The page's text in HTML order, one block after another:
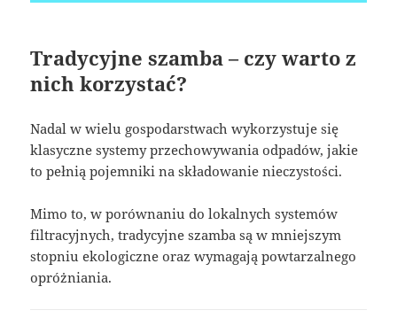
Tradycyjne szamba – czy warto z
nich korzystać?
Nadal w wielu gospodarstwach wykorzystuje się
klasyczne systemy przechowywania odpadów, jakie
to pełnią pojemniki na składowanie nieczystości.
Mimo to, w porównaniu do lokalnych systemów
filtracyjnych, tradycyjne szamba są w mniejszym
stopniu ekologiczne oraz wymagają powtarzalnego
opróżniania.